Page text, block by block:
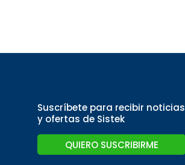
Suscríbete para recibir noticias
y ofertas de Sistek
QUIERO SUSCRIBIRME